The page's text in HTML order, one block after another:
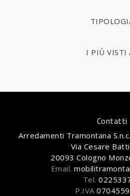
I PIÙ VISTI
Contatti
Arredamenti Tramontana
Via Cesare
20093 Cologno
Email.
Tel.
P.IVA